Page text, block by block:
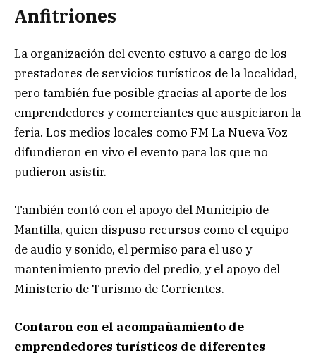
Anfitriones
La organización del evento estuvo a cargo de los
prestadores de servicios turísticos de la localidad,
pero también fue posible gracias al aporte de los
emprendedores y comerciantes que auspiciaron la
feria. Los medios locales como FM La Nueva Voz
difundieron en vivo el evento para los que no
pudieron asistir.
También contó con el apoyo del Municipio de
Mantilla, quien dispuso recursos como el equipo
de audio y sonido, el permiso para el uso y
mantenimiento previo del predio, y el apoyo del
Ministerio de Turismo de Corrientes.
Contaron con el acompañamiento de
emprendedores turísticos de diferentes